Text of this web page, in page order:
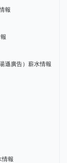
報
遜廣告）薪水情報
情報